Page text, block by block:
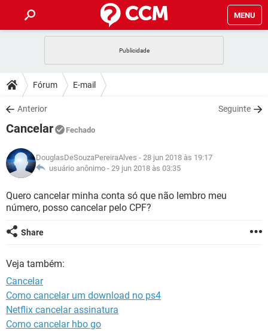
MENU
CELULAR
OUTLOOK
INSTAGRAM
GUIA DE COMPRAS
DICAS
JOGOS
INSTAGRAM GMAIL
GUIA DE COMPRAS
DOWNLOADS
JOGOS
CELULAR
OUTLOOK EXCEL
GMAIL
GUIA DE COMPRAS
JOGOS WHATSAPP
CELULAR
OUTLOOK EXCEL
GLOSSÁRIO
WHATSAPP
CELULAR FACEBOOK
OUTLOOK
GUIA DE COMPRAS
Fórum E-mail
Anterior Seguinte
Cancelar Fechado
DouglasDeSouzaPereiraAlves - 28 jun 2018 às 19:17
usuário anônimo - 29 jun 2018 às 03:35
Quero cancelar minha conta só que não lembro meu
número, posso cancelar pelo CPF?
Share
Veja também:
Cancelar
Como cancelar um download no ps4
Netflix cancelar assinatura
Como cancelar hbo go